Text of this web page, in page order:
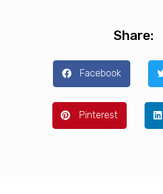
Share:
Facebook
Pinterest